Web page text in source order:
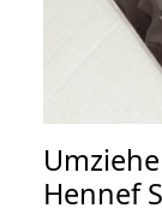
Hennef